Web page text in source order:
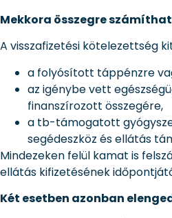
Mekkora összegre
A visszafizetési kötelezettség
a folyósított táppénzre
az igénybe vett
finanszírozott összegére,
a tb-támogatott
segédeszköz és ellátás
Mindezeken felül kamat is
ellátás kifizetésének
Két esetben azonban